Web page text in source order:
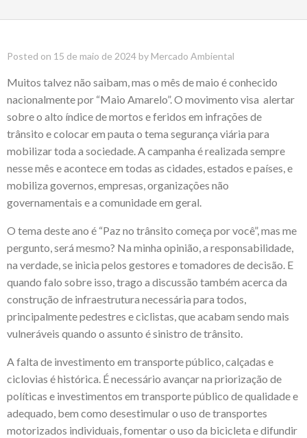
Posted on 15 de maio de 2024 by Mercado Ambiental
Muitos talvez não saibam, mas o mês de maio é conhecido
nacionalmente por “Maio Amarelo”. O movimento visa alertar
sobre o alto índice de mortos e feridos em infrações de
trânsito e colocar em pauta o tema segurança viária para
mobilizar toda a sociedade. A campanha é realizada sempre
nesse mês e acontece em todas as cidades, estados e países, e
mobiliza governos, empresas, organizações não
governamentais e a comunidade em geral.
O tema deste ano é “Paz no trânsito começa por você”, mas me
pergunto, será mesmo? Na minha opinião, a responsabilidade,
na verdade, se inicia pelos gestores e tomadores de decisão. E
quando falo sobre isso, trago a discussão também acerca da
construção de infraestrutura necessária para todos,
principalmente pedestres e ciclistas, que acabam sendo mais
vulneráveis quando o assunto é sinistro de trânsito.
A falta de investimento em transporte público, calçadas e
ciclovias é histórica. É necessário avançar na priorização de
políticas e investimentos em transporte público de qualidade e
adequado, bem como desestimular o uso de transportes
motorizados individuais, fomentar o uso da bicicleta e difundir